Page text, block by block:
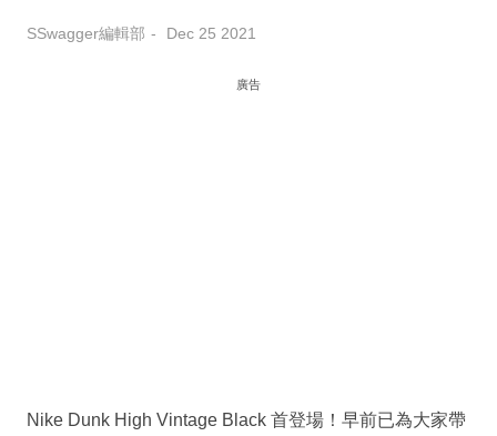
SSwagger編輯部 Dec 25 2021
廣告
Nike Dunk High Vintage Black 首登場！早前已為大家帶